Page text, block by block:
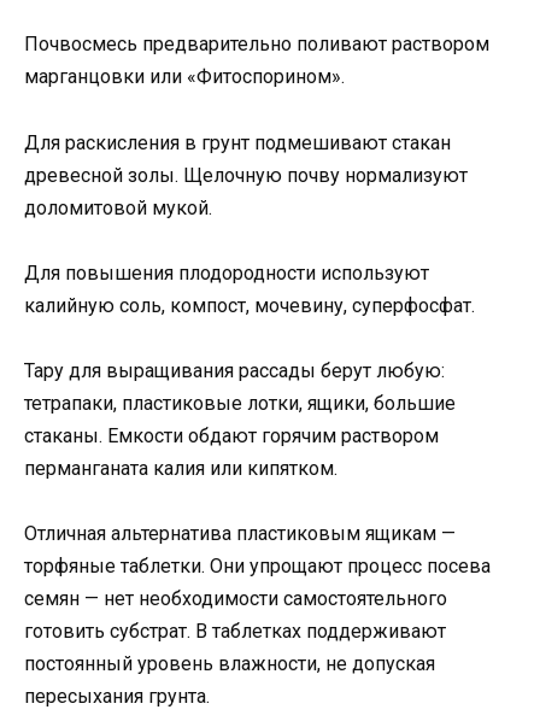
Почвосмесь предварительно поливают раствором
марганцовки или «Фитоспорином».
Для раскисления в грунт подмешивают стакан
древесной золы. Щелочную почву нормализуют
доломитовой мукой.
Для повышения плодородности используют
калийную соль, компост, мочевину, суперфосфат.
Тару для выращивания рассады берут любую:
тетрапаки, пластиковые лотки, ящики, большие
стаканы. Емкости обдают горячим раствором
перманганата калия или кипятком.
Отличная альтернатива пластиковым ящикам —
торфяные таблетки. Они упрощают процесс посева
семян — нет необходимости самостоятельного
готовить субстрат. В таблетках поддерживают
постоянный уровень влажности, не допуская
пересыхания грунта.